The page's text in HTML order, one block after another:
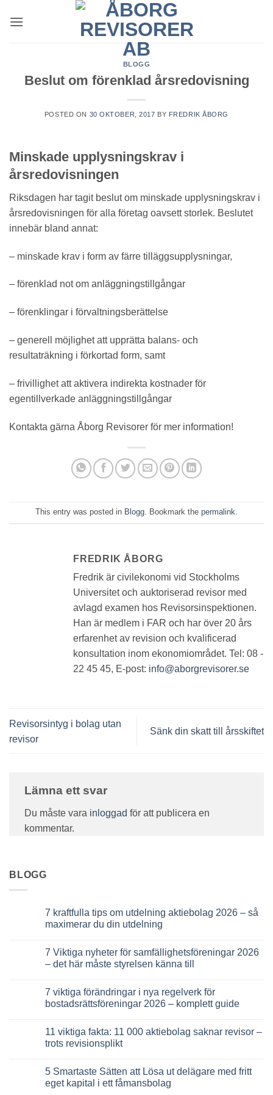
BLOGG
Beslut om förenklad årsredovisning
POSTED ON 30 OKTOBER, 2017 BY FREDRIK ÅBORG
Minskade upplysningskrav i
årsredovisningen
Riksdagen har tagit beslut om minskade upplysningskrav i
årsredovisningen för alla företag oavsett storlek. Beslutet
innebär bland annat:
– minskade krav i form av färre tilläggsupplysningar,
– förenklad not om anläggningstillgångar
– förenklingar i förvaltningsberättelse
– generell möjlighet att upprätta balans- och
resultaträkning i förkortad form, samt
– frivillighet att aktivera indirekta kostnader för
egentillverkade anläggningstillgångar
Kontakta gärna Åborg Revisorer för mer information!
This entry was posted in Blogg . Bookmark the permalink
FREDRIK ÅBORG
Fredrik är civilekonomi vid Stockholms
Universitet och auktoriserad revisor med
avlagd examen hos Revisorsinspektionen.
Han är medlem i FAR och har över 20 års
erfarenhet av revision och kvalificerad
konsultation inom ekonomiområdet. Tel: 08 -
22 45 45, E-post: info@aborgrevisorer.se
Revisorsintyg i bolag utan
revisor
Sänk din skatt till årsskiftet
Lämna ett svar
Du måste vara inloggad för att publicera en
kommentar.
BLOGG
7 kraftfulla tips om utdelning aktiebolag 2026 – så
maximerar du din utdelning
till
kraftfulla
utdelning
aktiebolag
2026
maximerar
du
din
7 Viktiga nyheter för samfällighetsföreningar 2026
– det här måste styrelsen känna till
till
7
Viktiga
samfällighetsföreningar
2026
–
måste
styrelsen
känna
7 viktiga förändringar i nya regelverk för
bostadsrättsföreningar 2026 – komplett guide
till
7
viktiga
nya
regelverk
för
11 viktiga fakta: 11 000 aktiebolag saknar revisor –
trots revisionsplikt
till
viktiga
5 Smartaste Sätten att Lösa ut delägare med fritt
eget kapital i ett fåmansbolag